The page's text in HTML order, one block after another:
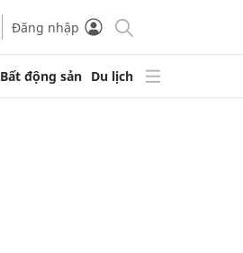
Đăng nhập
Bất động sản Du lịch